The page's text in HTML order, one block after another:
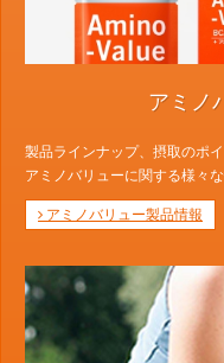
アミノ
製品ラインナップ、摂取のポ
アミノバリューに関する様々
アミノバリュー製品情報